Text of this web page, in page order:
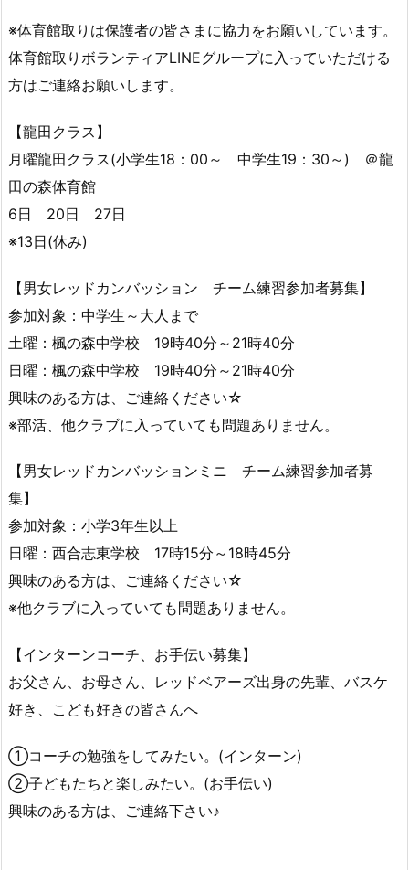
※体育館取りは保護者の皆さまに協力をお願いしています。
体育館取りボランティアLINEグループに入っていただける
方はご連絡お願いします。
【龍田クラス】
月曜龍田クラス(小学生18：00～ 中学生19：30～) ＠龍
田の森体育館
6日 20日 27日
※13日(休み)
【男女レッドカンバッション チーム練習参加者募集】
参加対象：中学生～大人まで
土曜：楓の森中学校 19時40分～21時40分
日曜：楓の森中学校 19時40分～21時40分
興味のある方は、ご連絡ください☆
※部活、他クラブに入っていても問題ありません。
【男女レッドカンバッションミニ チーム練習参加者募
集】
参加対象：小学3年生以上
日曜：西合志東学校 17時15分～18時45分
興味のある方は、ご連絡ください☆
※他クラブに入っていても問題ありません。
【インターンコーチ、お手伝い募集】
お父さん、お母さん、レッドベアーズ出身の先輩、バスケ
好き、こども好きの皆さんへ
①コーチの勉強をしてみたい。(インターン)
②子どもたちと楽しみたい。(お手伝い)
興味のある方は、ご連絡下さい♪